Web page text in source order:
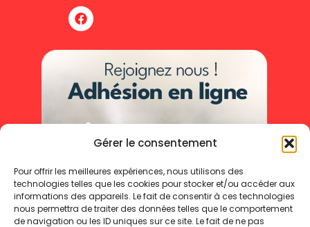
Gérer le consentement
Pour offrir les meilleures expériences, nous utilisons des
technologies telles que les cookies pour stocker et/ou accéder aux
informations des appareils. Le fait de consentir à ces technologies
nous permettra de traiter des données telles que le comportement
de navigation ou les ID uniques sur ce site. Le fait de ne pas